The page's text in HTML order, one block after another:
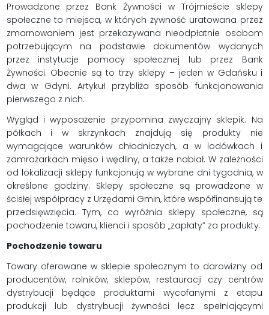
Prowadzone przez Bank Żywności w Trójmieście sklepy
społeczne to miejsca, w których żywność uratowana przez
zmarnowaniem jest przekazywana nieodpłatnie osobom
potrzebującym na podstawie dokumentów wydanych
przez instytucje pomocy społecznej lub przez Bank
Żywności. Obecnie są to trzy sklepy – jeden w Gdańsku i
dwa w Gdyni. Artykuł przybliża sposób funkcjonowania
pierwszego z nich.
Wygląd i wyposażenie przypomina zwyczajny sklepik. Na
półkach i w skrzynkach znajdują się produkty nie
wymagające warunków chłodniczych, a w lodówkach i
zamrażarkach mięso i wędliny, a także nabiał. W zależności
od lokalizacji sklepy funkcjonują w wybrane dni tygodnia, w
określone godziny. Sklepy społeczne są prowadzone w
ścisłej współpracy z Urzędami Gmin, które współfinansują te
przedsięwzięcia. Tym, co wyróżnia sklepy społeczne, są
pochodzenie towaru, klienci i sposób „zapłaty” za produkty.
Pochodzenie towaru
Towary oferowane w sklepie społecznym to darowizny od
producentów, rolników, sklepów, restauracji czy centrów
dystrybucji będące produktami wycofanymi z etapu
produkcji lub dystrybucji żywności lecz spełniającymi